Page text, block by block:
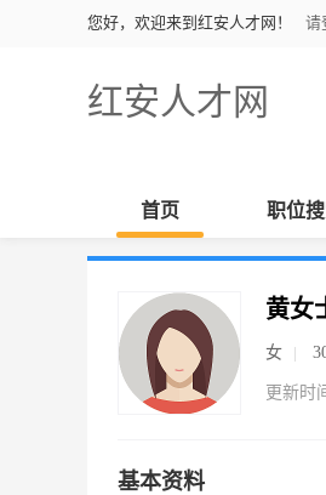
您好，欢迎来到红安人才网！ 请
红安人才网
首页 职位
黄女
女
更新时
基本资料